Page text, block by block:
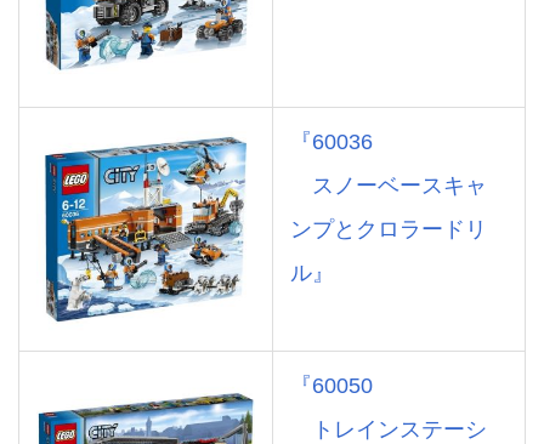
『60036
スノーベースキャ
ンプとクロラードリ
ル』
『60050
トレインステーシ